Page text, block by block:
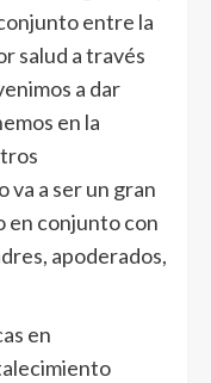
entre la
salud a través
a dar
en la
va a ser un gran
en conjunto con
apoderados,
en